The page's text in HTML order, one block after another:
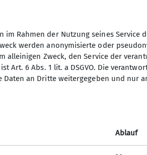
Sektion
Deutschen
Kolonnenweg 7
Kontakt
Rahmen der Nutzung seines Service
werden anonymisierte oder
Zweck, den Service der
Art. 6 Abs. 1 lit. a DSGVO. Die
Daten an Dritte weitergegeben und nur
Ablauf